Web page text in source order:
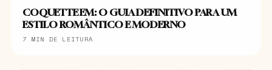
COQUETTE EM: O GUIA DEFINITIVO PARA UM
ESTILO ROMÂNTICO E MODERNO
7 MIN DE LEITURA